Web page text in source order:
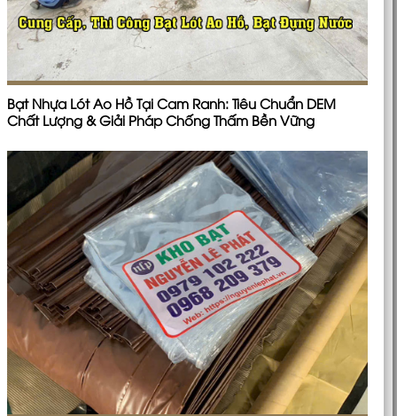
Bạt Nhựa Lót Ao Hồ Tại Cam Ranh: Tiêu Chuẩn DEM
Chất Lượng & Giải Pháp Chống Thấm Bền Vững